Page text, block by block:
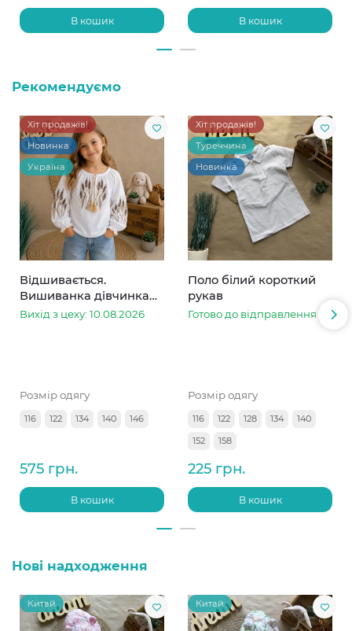
В кошик В кошик
Рекомендуємо
Хіт продажів!
Новинка
Україна
Відшивається.
Вишиванка дівчинка
колоски
Вихід з цеху: 10.08.2026
Розмір одягу
116 122 134 140 146
575 грн.
В кошик
Хіт продажів!
Туреччина
Новинка
Поло білий короткий
рукав
Готово до відправлення
Розмір одягу
116 122 128 134
140
152
158
225 грн.
В кошик
Нові надходження
Китай Китай